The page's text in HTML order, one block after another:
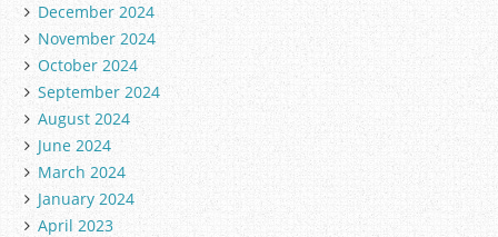
December 2024
November 2024
October 2024
September 2024
August 2024
June 2024
March 2024
January 2024
April 2023